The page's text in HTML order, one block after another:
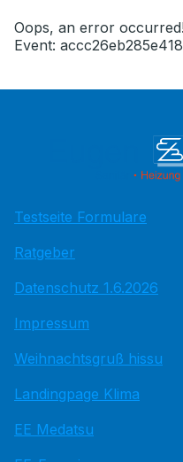
Oops, an error
Event:
Testseite Formulare
Ratgeber
Datenschutz 1.6.2026
Impressum
Weihnachtsgruß hissu
Landingpage Klima
EE Medatsu